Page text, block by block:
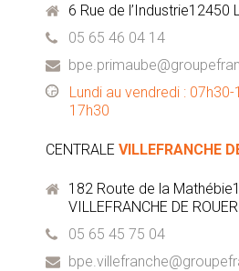
6 Rue de l’Industrie12450
05 65 46 04 14
Lundi au vendredi :
17h30
CENTRALE VILLEFRANCHE
182 Route de la
VILLEFRANCHE DE
05 65 45 75 04